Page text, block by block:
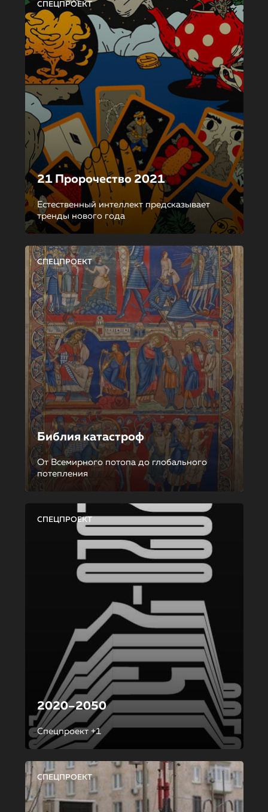
СПЕЦПРОЕКТ
21 Пророчество 2021
Естественный интеллект предсказывает
тренды нового года
СПЕЦПРОЕКТ
Библия катастроф
От Всемирного потопа до глобального
потепления
СПЕЦПРОЕКТ
2020–2050
Спецпроект +1
СПЕЦПРОЕКТ